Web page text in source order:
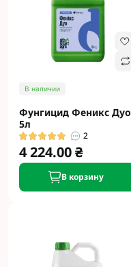
В наличии
Фунгицид Феникс Дуо
5л
2
4 224.00 ₴
В корзину